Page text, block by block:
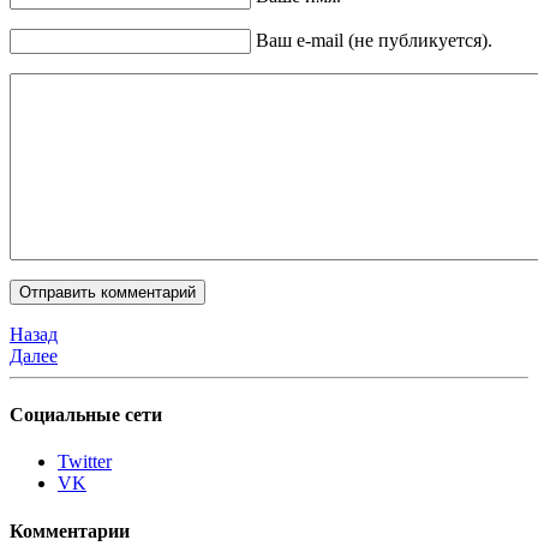
Ваш e-mail (не публикуется).
Назад
Далее
Социальные сети
Twitter
VK
Комментарии